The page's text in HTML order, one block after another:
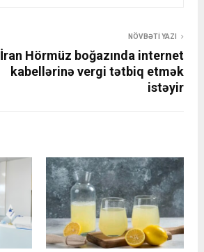
NÖVBƏTI YAZI
İran Hörmüz boğazında internet
kabellərinə vergi tətbiq etmək
istəyir